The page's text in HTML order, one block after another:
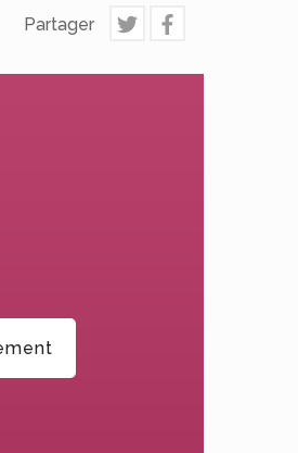
Partager